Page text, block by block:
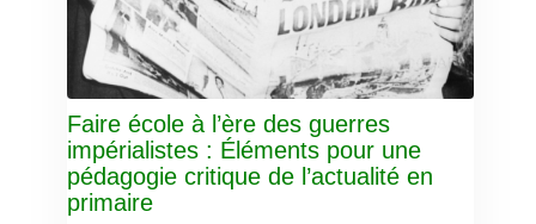
Faire école à l’ère des guerres
impérialistes : Éléments pour une
pédagogie critique de l’actualité en
primaire